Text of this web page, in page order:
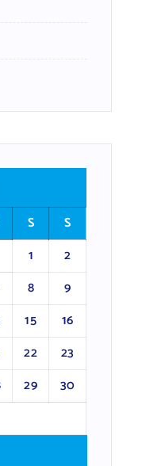
S
S
1
2
8
9
15
16
22
23
29
30